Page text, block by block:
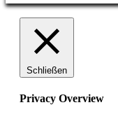
Schließen
Privacy Overview